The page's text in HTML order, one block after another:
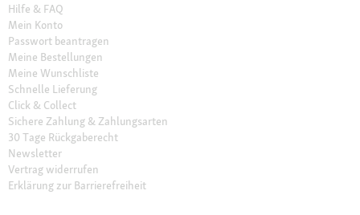
Hilfe & FAQ
Mein Konto
Passwort beantragen
Meine Bestellungen
Meine Wunschliste
Schnelle Lieferung
Click & Collect
Sichere Zahlung & Zahlungsarten
30 Tage Rückgaberecht
Newsletter
Vertrag widerrufen
Erklärung zur Barrierefreiheit